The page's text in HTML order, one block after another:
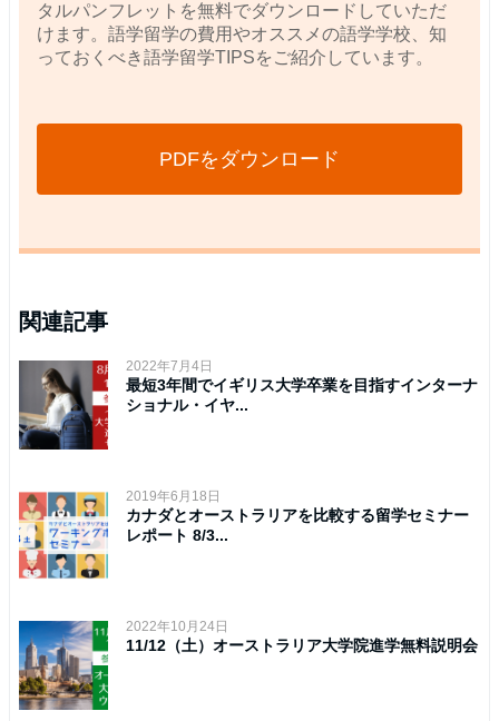
タルパンフレットを無料でダウンロードしていただ
けます。語学留学の費用やオススメの語学学校、知
っておくべき語学留学TIPSをご紹介しています。
PDFをダウンロード
関連記事
2022年7月4日
最短3年間でイギリス大学卒業を目指すインターナ
ショナル・イヤ...
2019年6月18日
カナダとオーストラリアを比較する留学セミナー
レポート 8/3...
2022年10月24日
11/12（土）オーストラリア大学院進学無料説明会